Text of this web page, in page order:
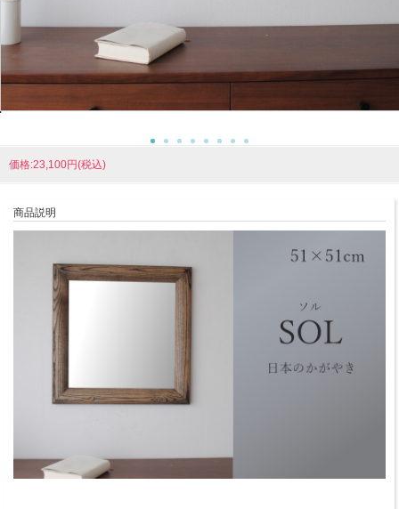
価格:23,100円(税込)
商品説明